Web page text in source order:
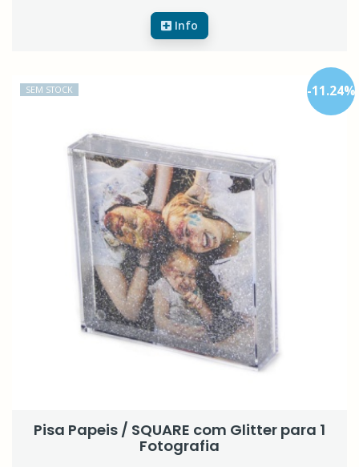
Info
-11.24%
SEM STOCK
Pisa Papeis / SQUARE com Glitter para 1
Fotografia